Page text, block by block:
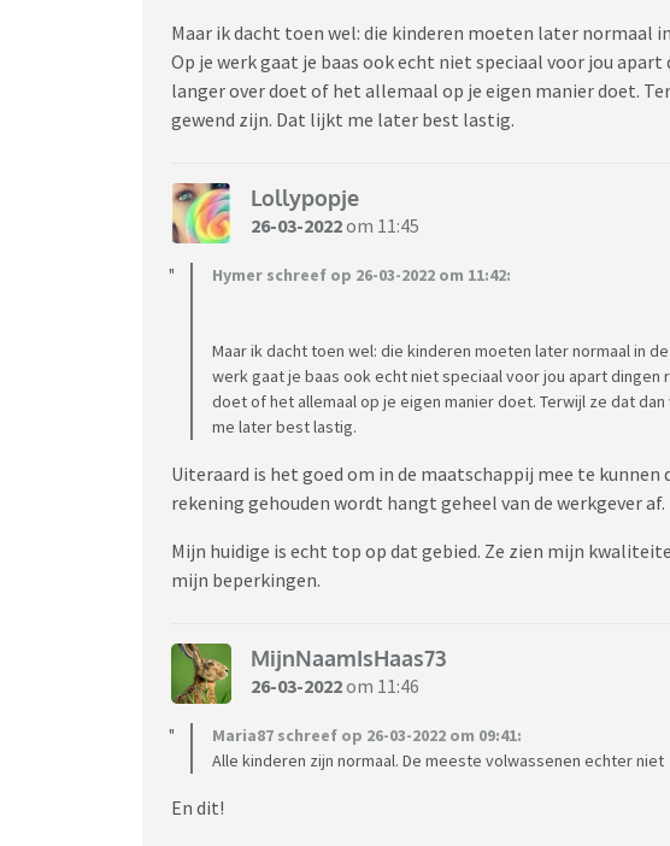
Maar ik dacht toen wel: die kinderen moeten later normaal
Op je werk gaat je baas ook echt niet speciaal voor jou
langer over doet of het allemaal op je eigen manier doet.
gewend zijn. Dat lijkt me later best lastig.
Lollypopje
26-03-2022om 11:45
Hymer schreef op 26-03-2022 om 11:42:
Maar ik dacht toen wel: die kinderen moeten later normaal in
werk gaat je baas ook echt niet speciaal voor jou apart
doet of het allemaal op je eigen manier doet. Terwijl ze dat
me later best lastig.
Uiteraard is het goed om in de maatschappij mee te
rekening gehouden wordt hangt geheel van de werkgever af.
Mijn huidige is echt top op dat gebied. Ze zien mijn
mijn beperkingen.
MijnNaamIsHaas73
26-03-2022om 11:46
Maria87 schreef op 26-03-2022 om 09:41:
Alle kinderen zijn normaal. De meeste volwassenen echter niet
En dit!